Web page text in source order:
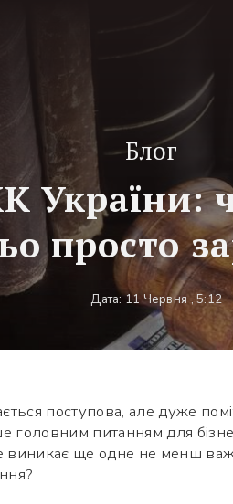
Блог
України:
просто
Дата: 11 Червня , 5:12
поступова, але дуже
головним питанням для
виникає ще одне не менш